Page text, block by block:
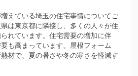
えている埼玉の住宅事情についてご
は東京都に隣接し、多くの人々が住
れています。住宅需要の増加に伴
も高まっています。屋根フォーム
材で、夏の暑さや冬の寒さを軽減す